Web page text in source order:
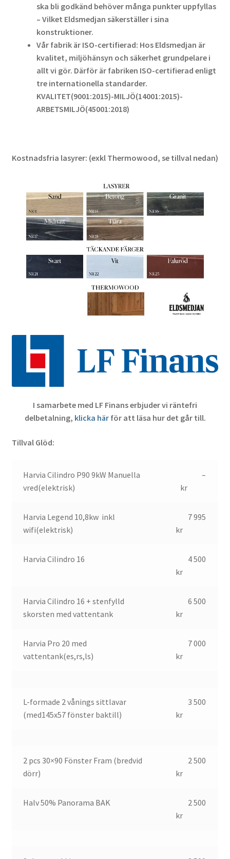
ska bli godkänd behöver många punkter uppfyllas
– Vilket Eldsmedjan säkerställer i sina
konstruktioner.
Vår fabrik är ISO-certifierad: Hos Eldsmedjan är
kvalitet, miljöhänsyn och säkerhet grundpelare i
allt vi gör. Därför är fabriken ISO-certifierad enligt
tre internationella standarder.
KVALITET(9001:2015)-MILJÖ(14001:2015)-
ARBETSMILJÖ(45001:2018)
Kostnadsfria lasyrer: (exkl Thermowood, se tillval nedan)
I samarbete med LF Finans erbjuder vi räntefri
delbetalning, klicka härför att läsa hur det går till.
Tillval Glöd:
Harvia Cilindro P90 9kW Manuella
vred(elektrisk)
–
kr
Harvia Legend 10,8kw inkl
wifi(elektrisk)
7 995
kr
Harvia Cilindro 16
4 500
kr
Harvia Cilindro 16 + stenfylld
skorsten med vattentank
6 500
kr
Harvia Pro 20 med
vattentank(es,rs,ls)
7 000
kr
L-formade 2 vånings sittlavar
(med145x57 fönster baktill)
3 500
kr
2 pcs 30×90 Fönster Fram (bredvid
dörr)
2 500
kr
Halv 50% Panorama BAK
2 500
kr